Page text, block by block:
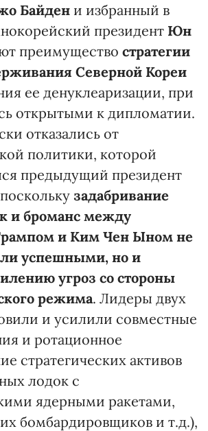
Байден и избранный в
президент Юн
преимущество стратегии
Северной Кореи
ее денуклеаризации, при
открытыми к дипломатии.
отказались от
политики, которой
предыдущий президент
задабривание
и броманс между
и Ким Чен Ыном не
успешными, но и
угроз со стороны
режима. Лидеры двух
и усилили совместные
и ротационное
стратегических активов
лодок с
ядерными ракетами,
бомбардировщиков и т.д.),